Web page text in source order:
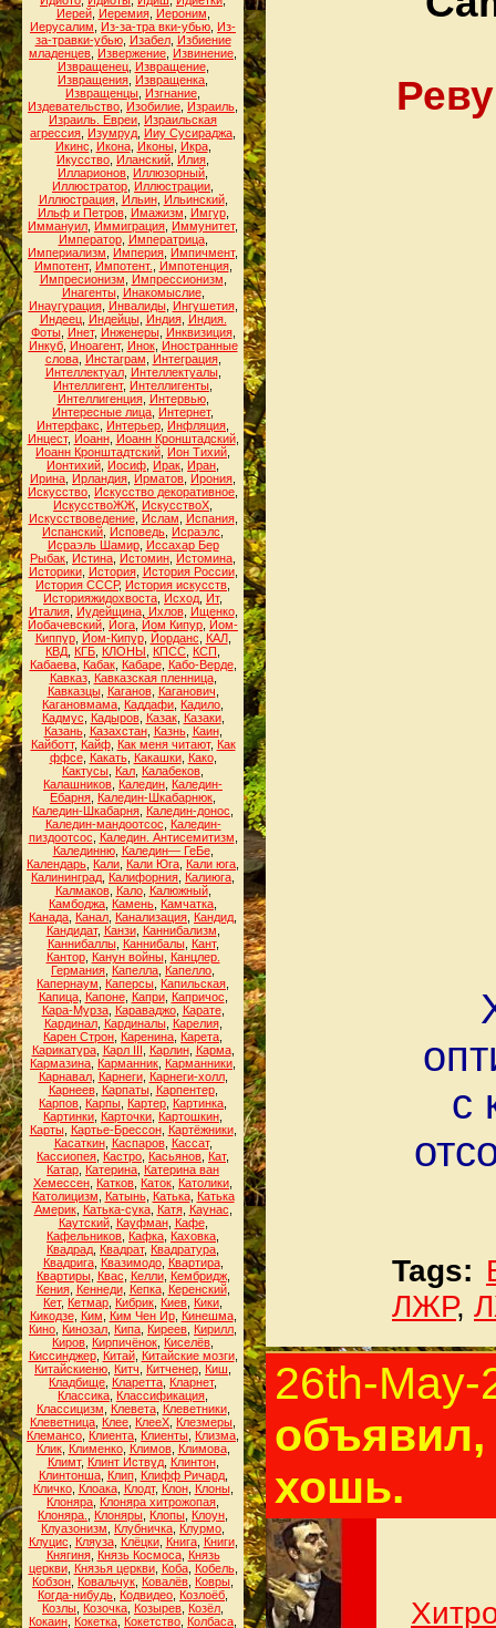
Иерей, Иеремия, Иероним
Иерусалим
Из-за-тра вки-убью Из-
за-травки-убью, Изабел, Избиение
младенцев Извержение Извинение
Извращенец, Извращение,
Извращения Извращенка
Извращенцы Изгнание
Издевательство Изобилие Израиль
Израиль. Евреи Израильская
агрессия Изумруд Ииу Сусираджа
Икинс
Икона, Иконы, Икра,
Икусство Иланский Илия
Илларионов Иллюзорный
Иллюстратор Иллюстрации
Иллюстрация, Ильин, Ильинский,
Ильф и Петров, Имажизм Имгур,
Иммануил Иммиграция Иммунитет,
Император, Императрица,
Империализм
Империя Импичмент,
Импотент, Импотент. Импотенция,
Импресионизм
Импрессионизм
Инагенты, Инакомыслие,
Инаугурация, Инвалиды, Ингушетия,
Индеец, Индейцы, Индия, Индия.
Фоты, Инет, Инженеры, Инквизиция,
Инкуб, Иноагент, Инок, Иностранные
слова, Инстаграм Интеграция,
Интеллектуал, Интеллектуалы,
Интеллигент, Интеллигенты
Интеллигенция, Интервью,
Интересные лица Интернет,
Интерфакс
Интерьер Инфляция
Инцест, Иоанн, Иоанн Кронштадский,
Иоанн Кронштадтский Ион Тихий
Ионтихий Иосиф Ирак Иран
Ирина Ирландия Ирматов Ирония
Искусство Искусство декоративное
ИскусствоЖЖ ИскусствоХ
Искусствоведение, Ислам Испания,
Испанский Исповедь Исраэлс
Исраэль Шамир, Иссахар Бер
Рыбак Истина Истомин Истомина
Историки, История, История России,
История СССР, История искусств
Историяжидохвоста Исход Ит,
Италия, Иудейщина, Ихлов, Ищенко,
Йобачевский Йога Йом Кипур Йом-
Киппур, Йом-Кипур, Йорданс КАЛ,
КВД КГБ КЛОНЫ КПСС КСП
Кабаева, Кабак, Кабаре, Кабо-Верде,
Кавказ, Кавказская пленница,
Кавказцы, Каганов, Каганович
Кагановмама Каддафи Кадило
Кадмус
Кадыров, Казак, Казаки,
Казань, Казахстан, Казнь, Каин,
Кайботт, Кайф, Как меня читают, Как
ффсе, Какать, Какашки, Како,
Кактусы Кал Калабеков
Калашников Каледин Каледин-
Ебарня Каледин-Шкабарнюк
Каледин-Шкабарня Каледин-донос
Каледин-мандоотсос
Каледин-
пиздоотсос
Каледин. Антисемитизм
Калединню, Каледин— ГеБе,
Календарь Кали Кали Юга Кали юга
Калининград Калифорния Калиюга
Калмаков, Кало, Калюжный,
Камбоджа Камень Камчатка
Канада Канал Канализация Кандид
Кандидат, Канзи, Каннибализм
Каннибаллы, Каннибалы, Кант,
Кантор, Канун войны, Канцлер.
Германия Капелла Капелло
Капернаум
Каперсы Капильская
Капица, Капоне, Капри, Капричос
Кара-Мурза, Караваджо, Карате,
Кардинал, Кардиналы, Карелия,
Карен Строн Каренина Карета
Карикатура, Карл III Карлин, Карма,
Кармазина Карманник Карманники
Карнавал, Карнеги, Карнеги-холл,
Карнеев, Карпаты, Карпентер,
Карпов Карпы Картер Картинка
Картинки Карточки Картошкин
Карты, Картье-Брессон, Картёжники,
Касаткин, Каспаров, Кассат,
Кассиопея Кастро Касьянов Кат,
Катар Катерина Катерина ван
Хемессен Катков Каток Католики
Католицизм
Катынь, Катька, Катька
Америк, Катька-сука, Катя, Каунас
Каутский, Кауфман, Кафе,
Кафельников Кафка Каховка
Квадрад Квадрат, Квадратура
Квадрига, Квазимодо, Квартира,
Квартиры, Квас Келли, Кембридж,
Кения, Кеннеди, Кепка, Керенский,
Кет, Кетмар Кибрик Киев Кики
Кикодзе, Ким Ким Чен Ир, Кинешма,
Кино Кинозал Кипа Киреев Кирилл
Киров Кирпичёнок Киселёв
Киссинджер, Китай, Китайские мозги,
Китайскиеню Китч Китченер Киш
Кладбище Кларетта Кларнет,
Классика Классификация
Классицизм
Клевета, Клеветники,
Клеветница Клее КлееХ Клезмеры
Клемансо Клиента Клиенты Клизма
Клик, Клименко, Климов, Климова,
Климт, Клинт Иствуд, Клинтон,
Клинтонша, Клип, Клифф Ричард,
Кличко, Клоака, Клодт, Клон, Клоны,
Клоняра Клоняра хитрожопая
Клоняра.
Клоняры Клопы Клоун
Клуазонизм
Клубничка Клурмо
Клуцис
Кляуза, Клёцки, Книга, Книги,
Княгиня, Князь Космоса, Князь
церкви, Князья церкви, Коба, Кобель,
Кобзон Ковальчук Ковалёв Ковры
Когда-нибудь Кодвидео Козлоёб
Козлы Козочка Козырев Козёл
Кокаин Кокетка Кокетство Колбаса
с
Tags:
ЛЖР,
26th-May-
объявил,
хошь.